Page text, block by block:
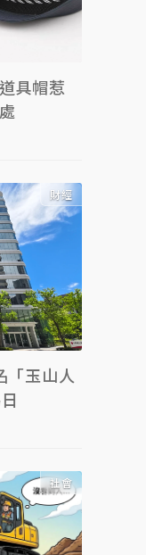
具帽惹
財經
「玉山人
社會